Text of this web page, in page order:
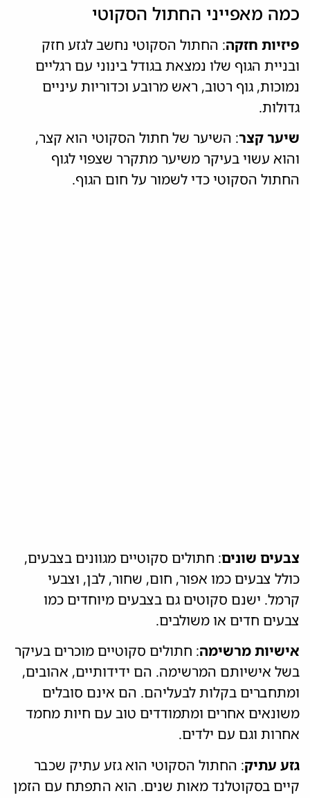
כמה מאפייני החתול הסקוטי
פיזיות חזקה: החתול הסקוטי נחשב לגזע חזק
ובניית הגוף שלו נמצאת בגודל בינוני עם רגליים
נמוכות, גוף רטוב, ראש מרובע וכדוריות עיניים
גדולות.
שיער קצר: השיער של חתול הסקוטי הוא קצר,
והוא עשוי בעיקר משיער מתקרר שצפוי לגוף
החתול הסקוטי כדי לשמור על חום הגוף.
צבעים שונים: חתולים סקוטיים מגוונים בצבעים,
כולל צבעים כמו אפור, חום, שחור, לבן, וצבעי
קרמל. ישנם סקוטים גם בצבעים מיוחדים כמו
צבעים חדים או משולבים.
אישיות מרשימה: חתולים סקוטיים מוכרים בעיקר
בשל אישיותם המרשימה. הם ידידותיים, אהובים,
ומתחברים בקלות לבעליהם. הם אינם סובלים
משונאים אחרים ומתמודדים טוב עם חיות מחמד
אחרות וגם עם ילדים.
גזע עתיק: החתול הסקוטי הוא גזע עתיק שכבר
קיים בסקוטלנד מאות שנים. הוא התפתח עם הזמן